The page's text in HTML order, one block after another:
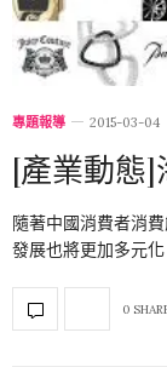
專題報導 2015-03-04
[產業動態]
隨著中國消費者消
發展也將更加多元化
0